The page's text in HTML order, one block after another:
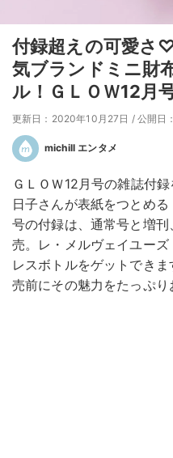
付録超えの可愛さ
気ブランドミニ財
ル！ＧＬＯＷ12月
更新日：2020年10月27日 / 公開日
michill エンタメ
ＧＬＯＷ12月号の雑誌付
日子さんが表紙をつとめ
号の付録は、通常号と増
売。レ・メルヴェイユー
レスボトルをゲットでき
売前にその魅力をたっぷり